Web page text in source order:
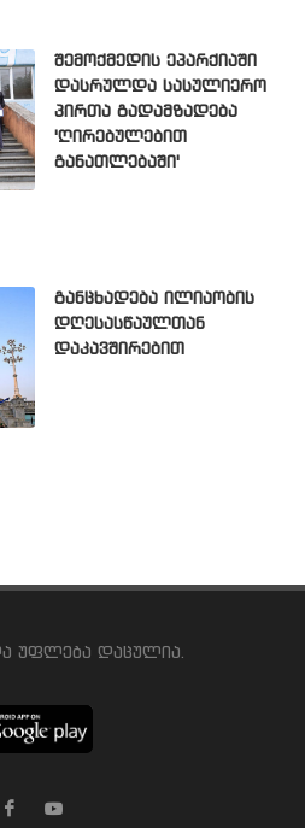
შემოქმედის ეპარქიაში
დასრულდა სასულიერო
პირთა გადამზადება
'ღირებულებით
განათლებაში'
განცხადება ილიაობის
დღესასწაულთან
დაკავშირებით
უფლება დაცულია.